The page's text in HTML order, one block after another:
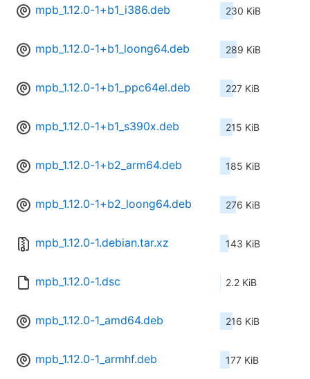
mpb_1.12.0-1+b1_i386.deb 230 KiB
mpb_1.12.0-1+b1_loong64.deb 289 KiB
mpb_1.12.0-1+b1_ppc64el.deb 227 KiB
mpb_1.12.0-1+b1_s390x.deb 215 KiB
mpb_1.12.0-1+b2_arm64.deb 185 KiB
mpb_1.12.0-1+b2_loong64.deb 276 KiB
mpb_1.12.0-1.debian.tar.xz 143 KiB
mpb_1.12.0-1.dsc 2.2 KiB
mpb_1.12.0-1_amd64.deb 216 KiB
mpb_1.12.0-1_armhf.deb 177 KiB